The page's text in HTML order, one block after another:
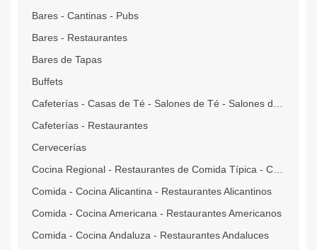
Bares - Cantinas - Pubs
Bares - Restaurantes
Bares de Tapas
Buffets
Cafeterías - Restaurantes
Cervecerías
Comida - Cocina Alicantina - Restaurantes Alicantinos
Comida - Cocina Americana - Restaurantes Americanos
Comida - Cocina Andaluza - Restaurantes Andaluces